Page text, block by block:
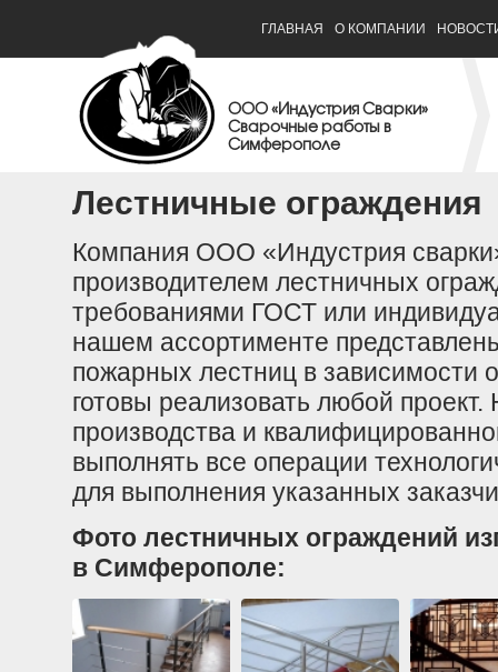
ГЛАВНАЯ О КОМПАНИИ
ООО «Индустрия Сварки»
Сварочные работы в
Симферополе
Лестничные ограждения
Компания ООО «Индустрия
производителем лестничных
требованиями ГОСТ или
нашем ассортименте
пожарных лестниц в зависимости
готовы реализовать любой
производства и
выполнять все операции
для выполнения указанных
Фото лестничных ограждений
в Симферополе: